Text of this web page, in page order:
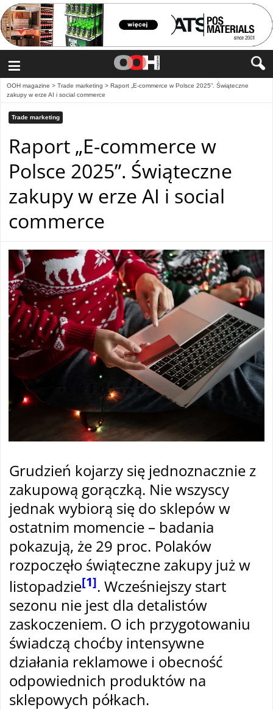
≡
OOH magazine > Trade marketing > Raport „E-commerce w Polsce 2025”. Świąteczne
zakupy w erze AI i social commerce
Trade marketing
Raport „E-commerce w
Polsce 2025”. Świąteczne
zakupy w erze AI i social
commerce
Grudzień kojarzy się jednoznacznie z
zakupową gorączką. Nie wszyscy
jednak wybiorą się do sklepów w
ostatnim momencie – badania
pokazują, że 29 proc. Polaków
rozpoczęło świąteczne zakupy już w
listopadzie[1]. Wcześniejszy start
sezonu nie jest dla detalistów
zaskoczeniem. O ich przygotowaniu
świadczą choćby intensywne
działania reklamowe i obecność
odpowiednich produktów na
sklepowych półkach.